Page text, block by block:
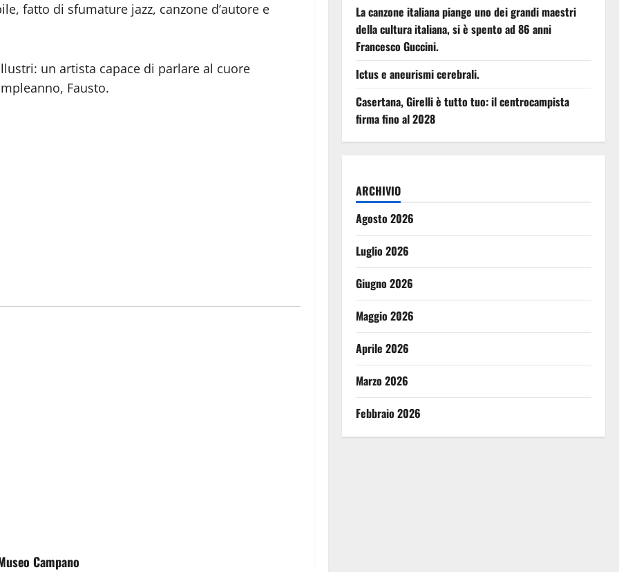
fatto di sfumature jazz, canzone d’autore e
un artista capace di parlare al cuore
Fausto.
Campano
La canzone italiana piange uno dei grandi maestri
della cultura italiana, si è spento ad 86 anni
Francesco Guccini.
Ictus e aneurismi cerebrali.
Casertana, Girelli è tutto tuo: il centrocampista
firma fino al 2028
ARCHIVIO
Agosto 2026
Luglio 2026
Giugno 2026
Maggio 2026
Aprile 2026
Marzo 2026
Febbraio 2026